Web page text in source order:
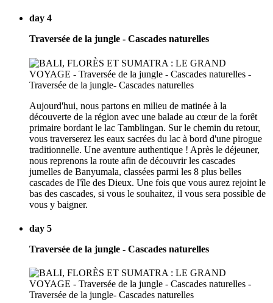
day 4
Traversée de la jungle - Cascades naturelles
Aujourd'hui, nous partons en milieu de matinée à la
découverte de la région avec une balade au cœur de la forêt
primaire bordant le lac Tamblingan. Sur le chemin du retour,
vous traverserez les eaux sacrées du lac à bord d'une pirogue
traditionnelle. Une aventure authentique ! Après le déjeuner,
nous reprenons la route afin de découvrir les cascades
jumelles de Banyumala, classées parmi les 8 plus belles
cascades de l'île des Dieux. Une fois que vous aurez rejoint le
bas des cascades, si vous le souhaitez, il vous sera possible de
vous y baigner.
day 5
Traversée de la jungle - Cascades naturelles